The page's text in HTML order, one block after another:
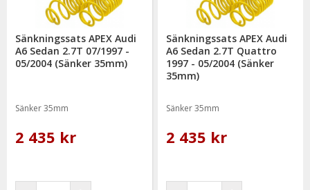
Sänkningssats APEX Audi
A6 Sedan 2.7T 07/1997 -
05/2004 (Sänker 35mm)
Sänker 35mm
2 435 kr
Sänkningssats APEX Audi
A6 Sedan 2.7T Quattro
1997 - 05/2004 (Sänker
35mm)
Sänker 35mm
2 435 kr